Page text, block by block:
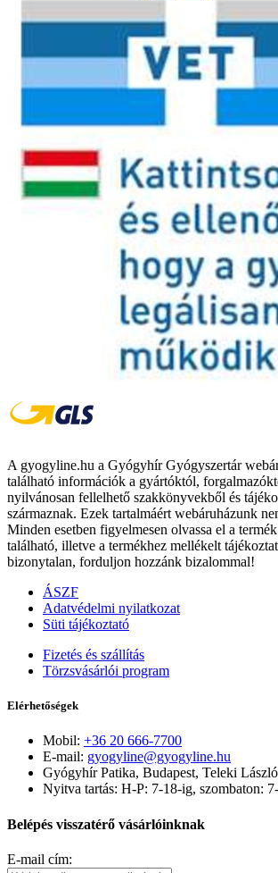
A gyogyline.hu a Gyógyhír Gyógyszertár
található információk a gyártóktól,
nyilvánosan fellelhető szakkönyvekből és
származnak. Ezek tartalmáért webáruházunk
Minden esetben figyelmesen olvassa el a
található, illetve a termékhez mellékelt
bizonytalan, forduljon hozzánk bizalommal!
ÁSZF
Adatvédelmi nyilatkozat
Süti tájékoztató
Fizetés és szállítás
Törzsvásárlói program
Elérhetőségek
Mobil: +36 20 666-7700
E-mail: gyogyline@gyogyline.hu
Gyógyhír Patika, Budapest, Teleki
Nyitva tartás: H-P: 7-18-ig, szombaton:
Belépés visszatérő vásárlóinknak
E-mail cím: